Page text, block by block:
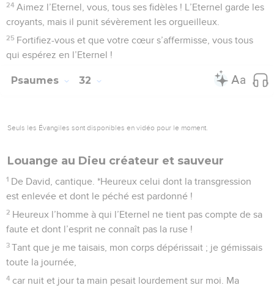
24 Aimez l’Eternel, vous, tous ses fidèles ! L’Eternel garde les
croyants, mais il punit sévèrement les orgueilleux.
25 Fortifiez-vous et que votre cœur s’affermisse, vous tous
qui espérez en l’Eternel !
Psaumes 32
Seuls les Évangiles sont disponibles en vidéo pour le moment.
Louange au Dieu créateur et sauveur
1 De David, cantique. *Heureux celui dont la transgression
est enlevée et dont le péché est pardonné !
2 Heureux l’homme à qui l’Eternel ne tient pas compte de sa
faute et dont l’esprit ne connaît pas la ruse !
3 Tant que je me taisais, mon corps dépérissait ; je gémissais
toute la journée,
4 car nuit et jour ta main pesait lourdement sur moi. Ma